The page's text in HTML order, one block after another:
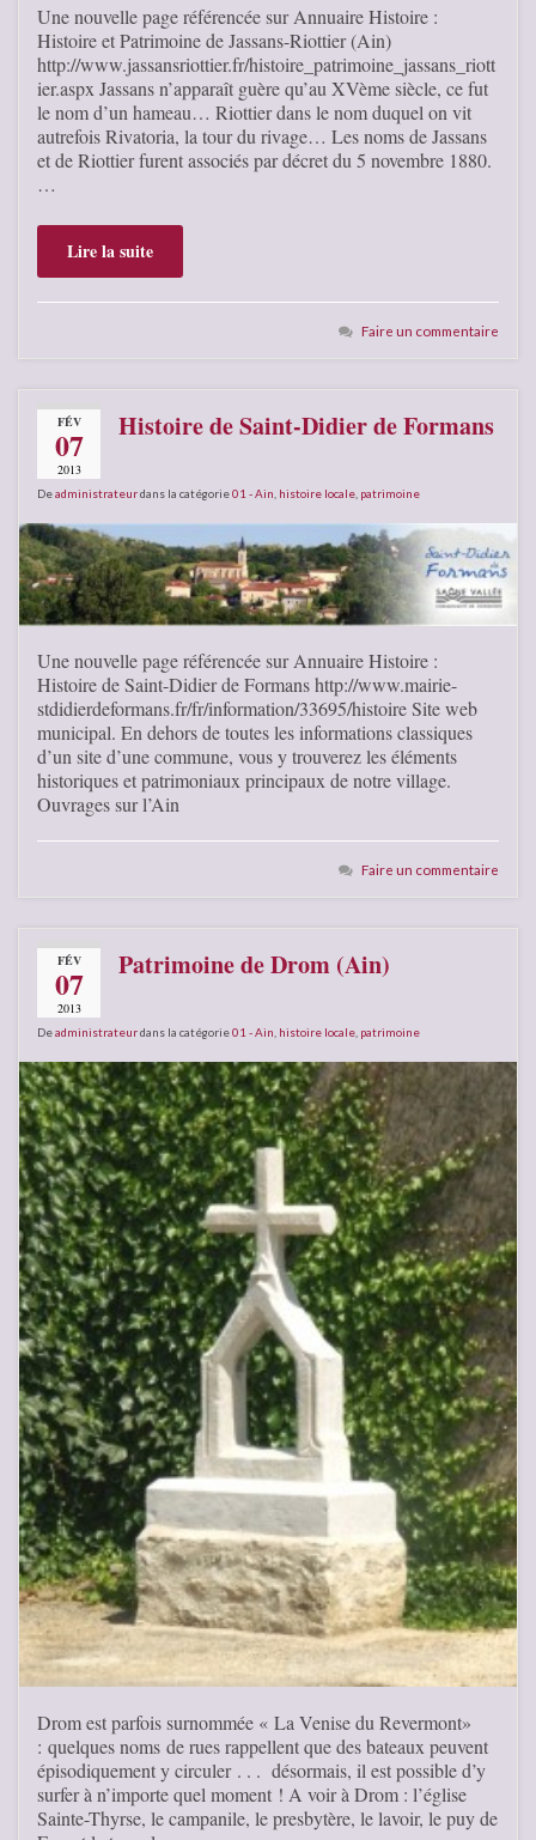
Une nouvelle page référencée sur Annuaire Histoire :
Histoire et Patrimoine de Jassans-Riottier (Ain)
http://www.jassansriottier.fr/histoire_patrimoine_jassans_riott
ier.aspx Jassans n’apparaît guère qu’au XVème siècle, ce fut
le nom d’un hameau… Riottier dans le nom duquel on vit
autrefois Rivatoria, la tour du rivage… Les noms de Jassans
et de Riottier furent associés par décret du 5 novembre 1880.
…
Lire la suite
Faire un commentaire
FÉV
07
2013
Histoire de Saint-Didier de Formans
Deadministrateurdans la catégorie01 - Ain histoire locale patrimoine
Une nouvelle page référencée sur Annuaire Histoire :
Histoire de Saint-Didier de Formans http://www.mairie-
stdidierdeformans.fr/fr/information/33695/histoire Site web
municipal. En dehors de toutes les informations classiques
d’un site d’une commune, vous y trouverez les éléments
historiques et patrimoniaux principaux de notre village.
Ouvrages sur l’Ain
Faire un commentaire
FÉV
07
2013
Patrimoine de Drom (Ain)
Deadministrateurdans la catégorie01 - Ain histoire locale patrimoine
Drom est parfois surnommée « La Venise du Revermont»
: quelques noms de rues rappellent que des bateaux peuvent
épisodiquement y circuler . . . désormais, il est possible d’y
surfer à n’importe quel moment ! A voir à Drom : l’église
Sainte-Thyrse, le campanile, le presbytère, le lavoir, le puy de